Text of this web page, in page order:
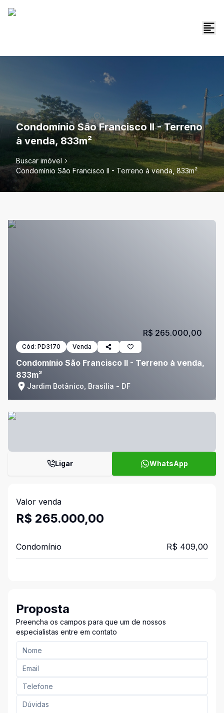
Condomínio São Francisco II - Terreno
à venda, 833m²
Buscar imóvel
Condomínio São Francisco II - Terreno à venda, 833m²
Cód: PD3170 Venda
Condomínio São Francisco II - Terreno à venda,
833m²
Jardim Botânico, Brasília - DF
R$ 265.000,00
Ligar WhatsApp
Valor venda
R$ 265.000,00
Condomínio R$ 409,00
Proposta
Preencha os campos para que um de nossos
especialistas entre em contato